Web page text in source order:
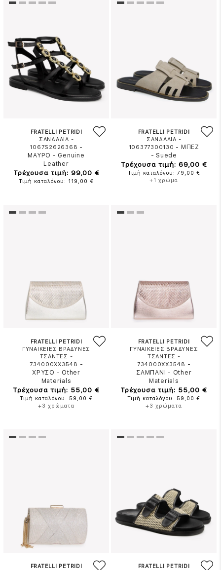
FRATELLI PETRIDI
ΣΑΝΔΑΛΙΑ -
1067S2626368 -
ΜΑΥΡΟ - Genuine
Leather
Τρέχουσα τιμή: 99,00 €
Τιμή καταλόγου: 119,00 €
FRATELLI PETRIDI
ΣΑΝΔΑΛΙΑ -
106377300130 - ΜΠΕΖ
-Suede
Τρέχουσα τιμή: 69,00 €
Τιμή καταλόγου: 79,00 €
+1 χρώμα
FRATELLI PETRIDI
ΓΥΝΑΙΚΕΙΕΣ ΒΡΑΔΥΝΕΣ
ΤΣΑΝΤΕΣ -
734000XX3548 -
ΧΡΥΣΟ - Other
Materials
Τρέχουσα τιμή: 55,00 €
Τιμή καταλόγου: 59,00 €
+3 χρώματα
FRATELLI PETRIDI
ΓΥΝΑΙΚΕΙΕΣ ΒΡΑΔΥΝΕΣ
ΤΣΑΝΤΕΣ -
734000XX3548 -
ΣΑΜΠΑΝΙ
- Other
Materials
Τρέχουσα τιμή: 55,00 €
Τιμή καταλόγου: 59,00 €
+3 χρώματα
FRATELLI PETRIDI
FRATELLI PETRIDI